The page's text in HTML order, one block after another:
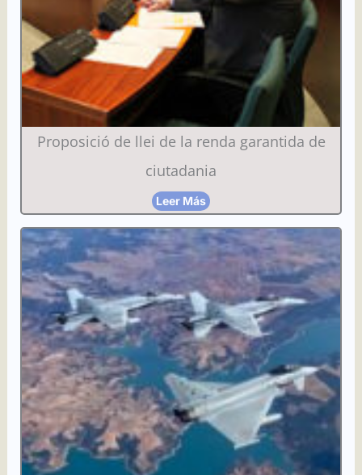
Proposició de llei de la renda garantida de
ciutadania
Leer Más